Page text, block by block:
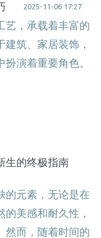
2025-11-06 17:27
艺，承载着丰富的
筑、家居装饰，
演着重要角色。
生的终极指南
的元素，无论是在
美感和耐久性，
然而，随着时间的